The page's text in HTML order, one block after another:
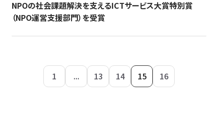
NPOの社会課題解決を支えるICTサービス大賞特別賞
（NPO運営支援部門）を受賞
1 ... 13 14 15 16